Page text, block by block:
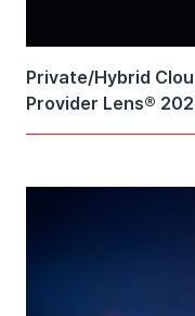
Private/Hybrid
Provider Lens®